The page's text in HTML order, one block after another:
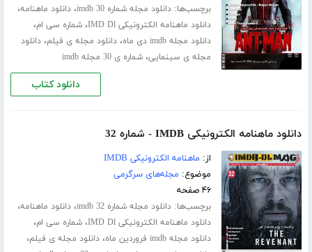
برچسب‌ها:دانلود مجله شماره 30 imdb ،دانلود ماهنامه،
دانلود ماهنامه الکترونیکی IMD Dl ،شماره سی ام،
دانلود مجله imdb دی ماه ،دانلود مجله ی فیلم،دانلود
مجله ی سینمایی،شماره ی 30 مجله imdb
دانلود کتاب
دانلود ماهنامه الکترونیکی IMDB - شماره 32
از: ماهنامه الکترونیکی IMDB
موضوع: مجله‌های سرگرمی
۴۶ صفحه
برچسب‌ها:دانلود مجله شماره 32 imdb ،دانلود ماهنامه،
دانلود ماهنامه الکترونیکی IMD Dl ،شماره سی ام،
دانلود مجله imdb فروردین ماه ،دانلود مجله ی فیلم،